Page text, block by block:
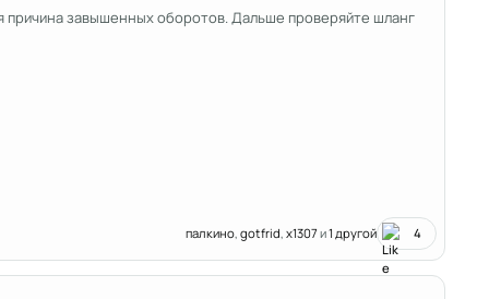
причина завышенных оборотов. Дальше проверяйте шланг
палкино, gotfrid, x1307 и1 другой 4